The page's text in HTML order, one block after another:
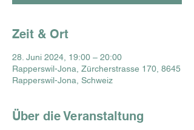
Zeit & Ort
28. Juni 2024, 19:00 – 20:00
Rapperswil-Jona, Zürcherstrasse 170, 8645
Rapperswil-Jona, Schweiz
Über die Veranstaltung